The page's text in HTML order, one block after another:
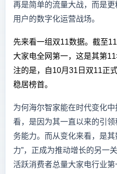
再是简单的流量大战，而是
用户的数字化运营战场。
先来看一组双11数据。截至
大家电全网第一，这是其第
注的是，自10月31日双11正
稳居榜首。
为何海尔智家能在时代变化
看，是因为其一直以来的引
务能力。而从变化来看，是
力”，正成为推动增长的另一
活跃消费者总量大家电行业